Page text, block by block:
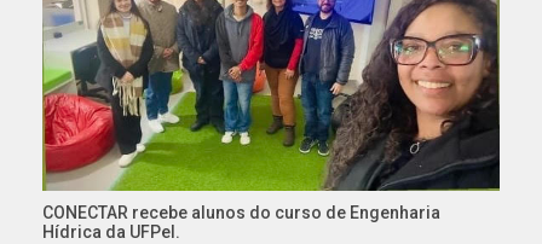
CONECTAR recebe alunos do curso de Engenharia
Hídrica da UFPel.